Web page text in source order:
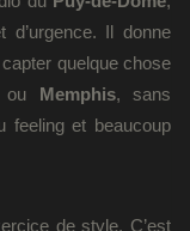
d’urgence. Il donne
quelque chose
Memphis, sans
feeling et beaucoup
de style. C’est